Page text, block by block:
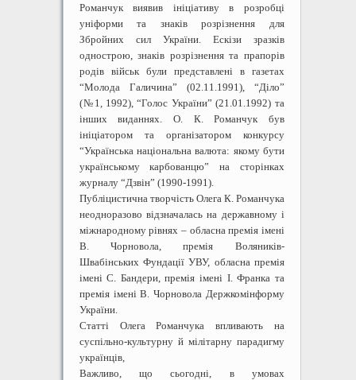
Романчук виявив ініціативу в розробці
уніформи та знаків розрізнення для
Збройних сил України. Ескізи зразків
однострою, знаків розрізнення та прапорів
родів військ були представлені в газетах
“Молода Галичинаˮ (02.11.1991), “Ділоˮ
(№1, 1992), “Голос Україниˮ (21.01.1992) та
інших виданнях. О. К. Романчук був
ініціатором та організатором конкурсу
“Українська національна валюта: якому бути
українському карбованцюˮ на сторінках
журналу “Дзвінˮ (1990-1991).
Публіцистична творчість Олега К. Романчука
неодноразово відзначалась на державному і
міжнародному рівнях – обласна премія імені
В. Чорновола, премія Воляників-
Швабінських Фундації УВУ, обласна премія
імені С. Бандери, премія імені І. Франка та
премія імені В. Чорновола Держкомінформу
України.
Статті Олега Романчука впливають на
суспільно-культурну й мілітарну парадигму
українців,
Важливо, що сьогодні, в умовах